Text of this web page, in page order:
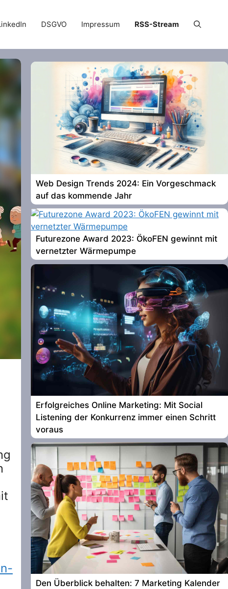
DSGVO Impressum RSS-Stream
Web Design Trends 2024: Ein Vorgeschmack
auf das kommende Jahr
Futurezone Award 2023: ÖkoFEN gewinnt mit
vernetzter Wärmepumpe
Erfolgreiches Online Marketing: Mit Social
Listening der Konkurrenz immer einen Schritt
voraus
Den Überblick behalten: 7 Marketing Kalender